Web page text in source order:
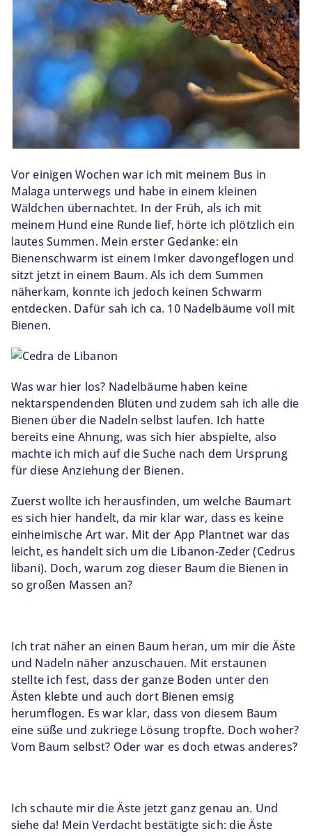
CONTACTO
Vor einigen Wochen war ich mit meinem Bus in
Malaga unterwegs und habe in einem kleinen
Wäldchen übernachtet. In der Früh, als ich mit
meinem Hund eine Runde lief, hörte ich plötzlich ein
lautes Summen. Mein erster Gedanke: ein
Bienenschwarm ist einem Imker davongeflogen und
sitzt jetzt in einem Baum. Als ich dem Summen
näherkam, konnte ich jedoch keinen Schwarm
entdecken. Dafür sah ich ca. 10 Nadelbäume voll mit
Bienen.
Was war hier los? Nadelbäume haben keine
nektarspendenden Blüten und zudem sah ich alle die
Bienen über die Nadeln selbst laufen. Ich hatte
bereits eine Ahnung, was sich hier abspielte, also
machte ich mich auf die Suche nach dem Ursprung
für diese Anziehung der Bienen.
Zuerst wollte ich herausfinden, um welche Baumart
es sich hier handelt, da mir klar war, dass es keine
einheimische Art war. Mit der App Plantnet war das
leicht, es handelt sich um die Libanon-Zeder (Cedrus
libani). Doch, warum zog dieser Baum die Bienen in
so großen Massen an?
Ich trat näher an einen Baum heran, um mir die Äste
und Nadeln näher anzuschauen. Mit erstaunen
stellte ich fest, dass der ganze Boden unter den
Ästen klebte und auch dort Bienen emsig
herumflogen. Es war klar, dass von diesem Baum
eine süße und zukriege Lösung tropfte. Doch woher?
Vom Baum selbst? Oder war es doch etwas anderes?
Ich schaute mir die Äste jetzt ganz genau an. Und
siehe da! Mein Verdacht bestätigte sich: die Äste